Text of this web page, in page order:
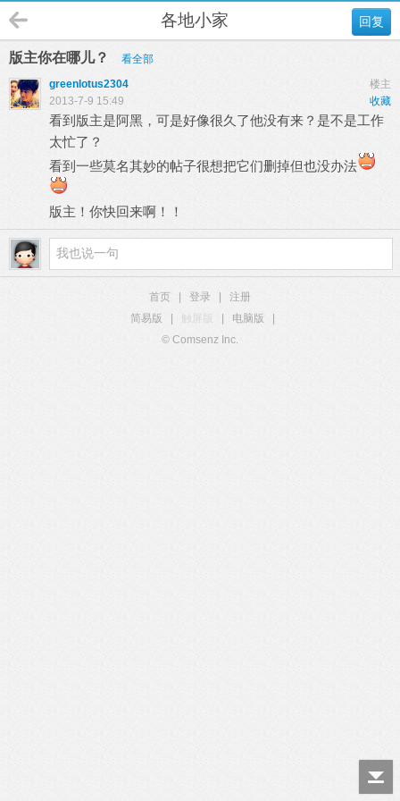
回复
各地小家
版主你在哪儿？
看全部
楼主
greenlotus2304
收藏
2013-7-9 15:49
看到版主是阿黑，可是好像很久了他没有来？是不是工作
太忙了？
看到一些莫名其妙的帖子很想把它们删掉但也没办法
版主！你快回来啊！！
首页 登录
注册
简易版
触屏版 电脑版
© Comsenz Inc.